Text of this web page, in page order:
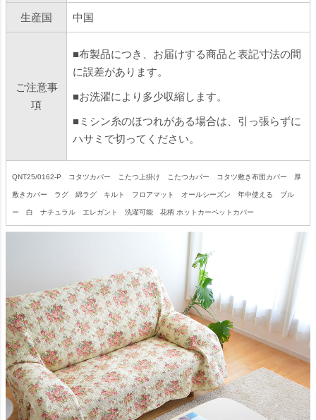
生産国 中国
ご注意事
項
■布製品につき、お届けする商品と表記寸法の間
に誤差があります。
■お洗濯により多少収縮します。
■ミシン糸のほつれがある場合は、引っ張らずに
ハサミで切ってください。
QNT25/0162-P コタツカバー こたつ上掛け こたつカバー コタツ敷き布団カバー 厚
敷きカバー ラグ 綿ラグ キルト フロアマット オールシーズン 年中使える ブル
ー 白 ナチュラル エレガント 洗濯可能 花柄 ホットカーペットカバー